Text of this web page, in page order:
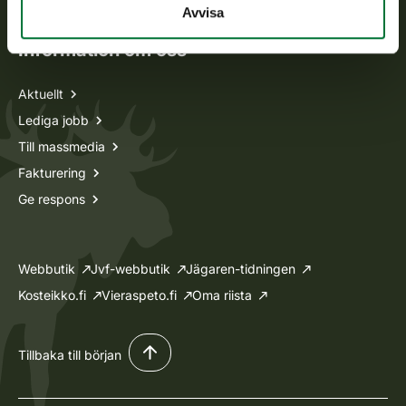
Avvisa
Information om oss
Aktuellt
Lediga jobb
Till massmedia
Fakturering
Ge respons
Webbutik Jvf-webbutik
Jägaren-tidningen
Kosteikko.fi
Vieraspeto.fi Oma riista
Tillbaka till början